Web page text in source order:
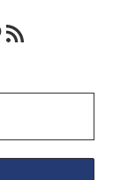
Flux RSS